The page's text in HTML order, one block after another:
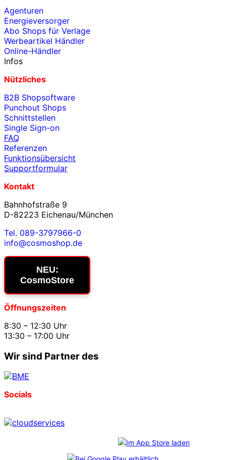
Agenturen
Energieversorger
Abo Shops für Verlage
Werbeartikel Händler
Online-Händler
Infos
Nützliches
B2B Shopsoftware
Punchout Shops
Schnittstellen
Single Sign-on
FAQ
Referenzen
Funktionsübersicht
Supportformular
Kontakt
Bahnhofstraße 9
D-82223 Eichenau/München
Tel. 089-3797966-0
info@cosmoshop.de
NEU:
CosmoStore
Öffnungszeiten
8:30 – 12:30 Uhr
13:30 – 17:00 Uhr
Wir sind Partner des
Socials